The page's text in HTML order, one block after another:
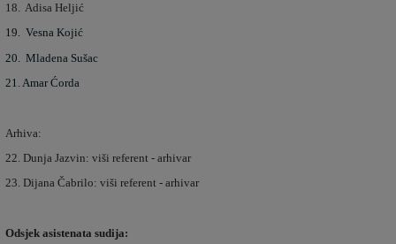
18. Adisa Heljić
19. Vesna Kojić
20. Mladena Sušac
21. Amar Ćorda
Arhiva:
22. Dunja Jazvin: viši referent - arhivar
23. Dijana Čabrilo: viši referent - arhivar
Odsjek asistenata sudija: